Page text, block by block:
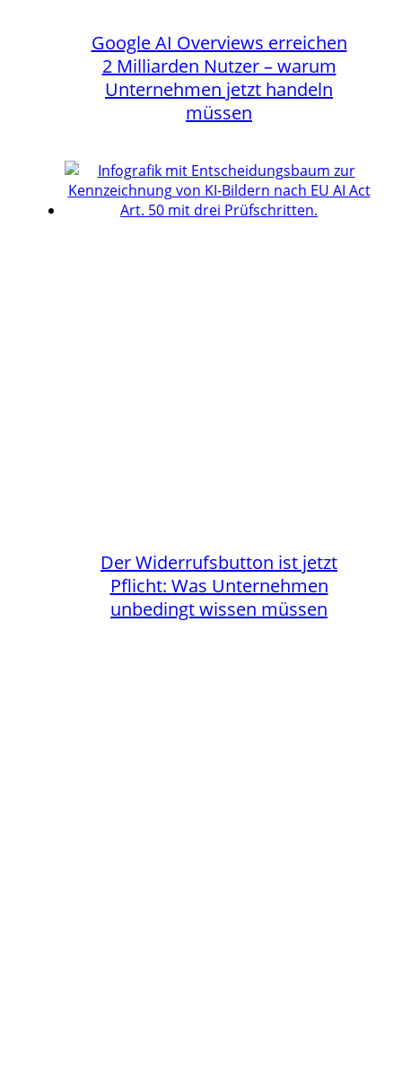
Google AI Overviews erreichen
2 Milliarden Nutzer – warum
Unternehmen jetzt handeln
müssen
Der Widerrufsbutton ist jetzt
Pflicht: Was Unternehmen
unbedingt wissen müssen